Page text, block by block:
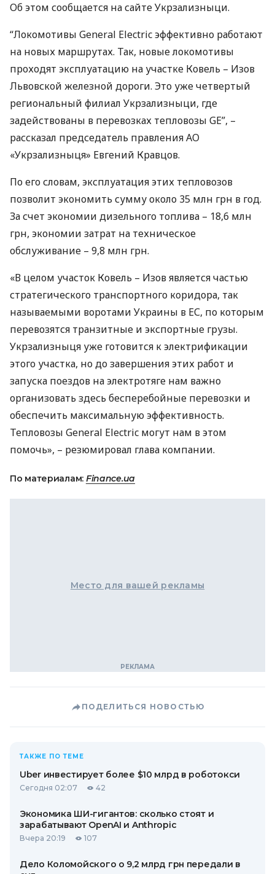
Об этом сообщается на сайте Укрзализныци.
“Локомотивы General Electric эффективно работают
на новых маршрутах. Так, новые локомотивы
проходят эксплуатацию на участке Ковель – Изов
Львовской железной дороги. Это уже четвертый
региональный филиал Укрзализныци, где
задействованы в перевозках тепловозы GE”, –
рассказал председатель правления АО
«Укрзализныця» Евгений Кравцов.
По его словам, эксплуатация этих тепловозов
позволит экономить сумму около 35 млн грн в год.
За счет экономии дизельного топлива – 18,6 млн
грн, экономии затрат на техническое
обслуживание – 9,8 млн грн.
«В целом участок Ковель – Изов является частью
стратегического транспортного коридора, так
называемыми воротами Украины в ЕС, по которым
перевозятся транзитные и экспортные грузы.
Укрзализныця уже готовится к электрификации
этого участка, но до завершения этих работ и
запуска поездов на электротяге нам важно
организовать здесь бесперебойные перевозки и
обеспечить максимальную эффективность.
Тепловозы General Electric могут нам в этом
помочь», – резюмировал глава компании.
По материалам: Finance.ua
Место для вашей рекламы
ПОДЕЛИТЬСЯ НОВОСТЬЮ
ТАКЖЕ ПО ТЕМЕ
Uber инвестирует более $10 млрд в роботокси
Сегодня 02:07 42
Экономика ШИ-гигантов: сколько стоят и
зарабатывают OpenAI и Anthropic
Вчера 20:19 107
Дело Коломойского о 9,2 млрд грн передали в